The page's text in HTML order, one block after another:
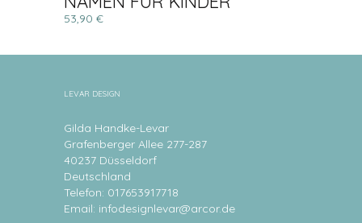
53,90 €
LEVAR DESIGN
Gilda Handke-Levar
Grafenberger Allee 277-287
40237 Düsseldorf
Deutschland
Telefon: 017653917718
Email: infodesignlevar@arcor.de